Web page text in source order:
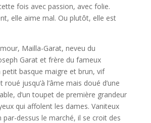
fois avec passion, avec folie.
elle aime mal. Ou plutôt, elle est
Mailla-Garat, neveu du
Garat et frère du fameux
petit basque maigre et brun, vif
roué jusqu’à l’âme mais doué d’une
d’un toupet de première grandeur
qui affolent les dames. Vaniteux
dessus le marché, il se croit des